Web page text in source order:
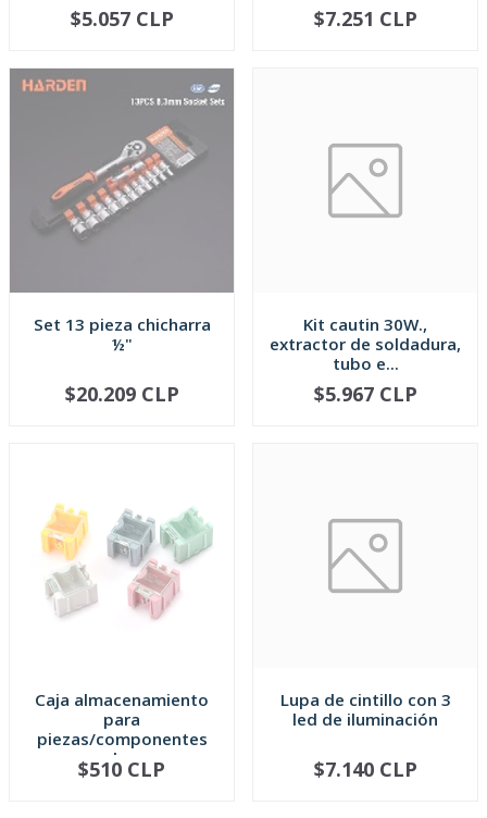
AGOTADO
$5.057 CLP AGOTADO
$7.251 CLP
Set 13 pieza chicharra
½"
AGOTADO
$20.209 CLP
Kit cautin 30W.,
extractor de soldadura,
tubo e...
AGOTADO
$5.967 CLP
Caja almacenamiento
para
piezas/componentes
ele...
AGOTADO
$510 CLP
Lupa de cintillo con 3
led de iluminación
AGOTADO
$7.140 CLP